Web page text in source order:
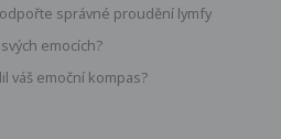
správné proudění lymfy
emocích?
váš emoční kompas?